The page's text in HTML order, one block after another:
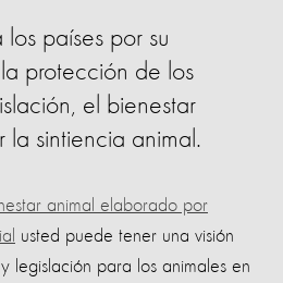
países por su
protección de los
el bienestar
la sintiencia animal.
animal elaborado por
usted puede tener una visión
legislación para los animales en